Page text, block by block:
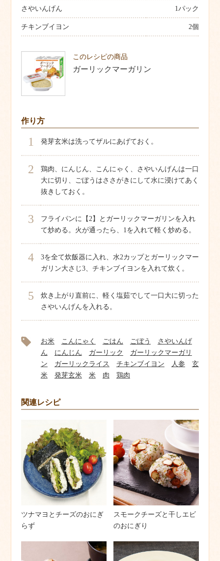
さやいんげん 1パック
チキンブイヨン 2個
このレシピの商品
ガーリックマーガリン
作り方
1 発芽玄米は洗ってザルにあげておく。
2
鶏肉、にんじん、こんにゃく、さやいんげんは一口
大に切り、ごぼうはささがきにして水に浸けてあく
抜きしておく。
3
フライパンに【2】とガーリックマーガリンを入れ
て炒める。火が通ったら、1を入れて軽く炒める。
4
3を全て炊飯器に入れ、水2カップとガーリックマー
ガリン大さじ3、チキンブイヨンを入れて炊く。
5
炊き上がり直前に、軽く塩茹でして一口大に切った
さやいんげんを入れる。
お米 こんにゃく ごはん ごぼう
さやいんげ
ん
にんじん ガーリック
ガーリックマーガリ
ン
ガーリックライス チキンブイヨン 人参
玄
米
発芽玄米 米 肉 鶏肉
関連レシピ
ツナマヨとチーズのおにぎ
らず
スモークチーズと干しエビ
のおにぎり